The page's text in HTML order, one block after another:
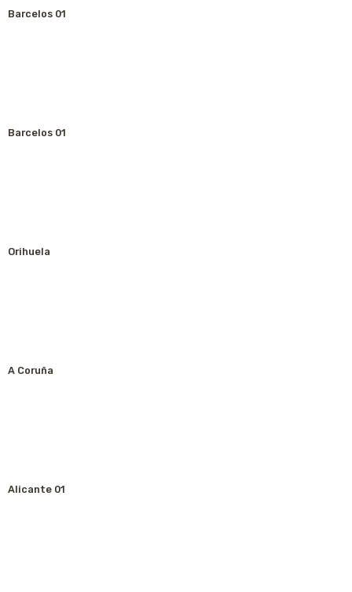
Barcelos 01
Barcelos 01
Orihuela
A Coruña
Alicante 01